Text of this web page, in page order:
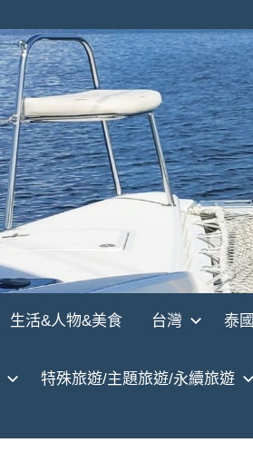
生活&人物&美食 台灣 泰國
特殊旅遊/主題旅遊/永續旅遊